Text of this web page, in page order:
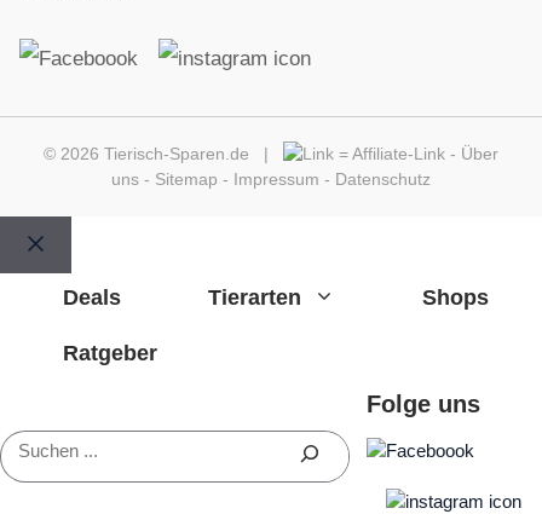
© 2026 Tierisch-Sparen.de | =Affiliate-Link - Über
uns - Sitemap - Impressum - Datenschutz
Schließen
Deals
Tierarten Shops
Ratgeber
Suchen
Folge uns